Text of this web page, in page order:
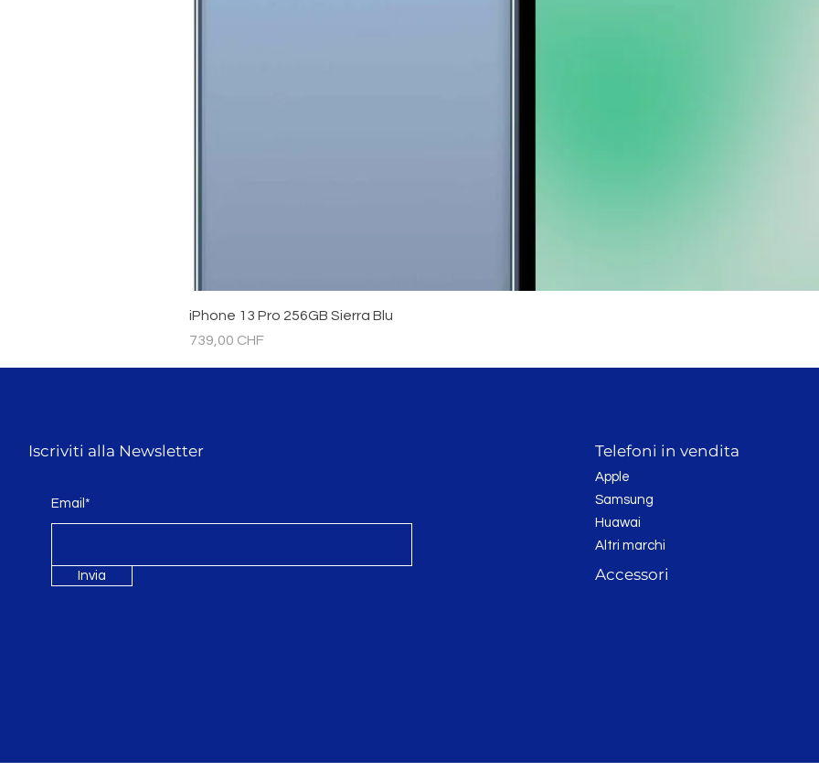
iPhone 13 Pro 256GB Sierra Blu
Prezzo
739,00 CHF
Iscriviti alla Newsletter
Email*
Invia
Telefoni in vendita
Apple
Samsung
Huawai
Altri marchi
Accessori